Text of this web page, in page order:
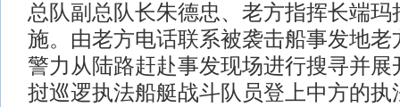
总队副总队长朱德忠、老方指挥长端玛
施。由老方电话联系被袭击船事发地老
警力从陆路赶赴事发现场进行搜寻并展
挝巡逻执法船艇战斗队员登上中方的执